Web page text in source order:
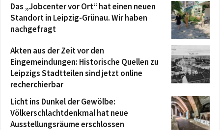
Das „Jobcenter vor Ort“ hat einen neuen
Standort in Leipzig-Grünau. Wir haben
nachgefragt
Akten aus der Zeit vor den
Eingemeindungen: Historische Quellen zu
Leipzigs Stadtteilen sind jetzt online
recherchierbar
Licht ins Dunkel der Gewölbe:
Völkerschlachtdenkmal hat neue
Ausstellungsräume erschlossen